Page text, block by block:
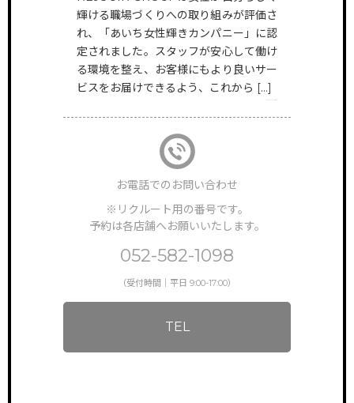
サイトトップ
RECRUIT リクルート
FEATURE 特徴・働き方
スタッフの声
BRAND SALON サロン一覧
NEWS & TOPICS 新着情報
INSTAGRAM 公式インスタグラム
輝ける職場づくりへの取り組みが評価さ
れ、「あいち女性輝きカンパニー」に認
定されました。スタッフが安心して働け
る環境を整え、お客様にもより良いサー
ビスをお届けできるよう、これから […]
VIEW MORE
@rejouir.group
EYE&NAIL
@rejouir___beauty.official
お電話でのお問い合わせ
※リクルート用の番号です。
予約は各店舗へお願いいたします。
052-582-1098
（受付時間｜平日 9:00-17:00）
TEL